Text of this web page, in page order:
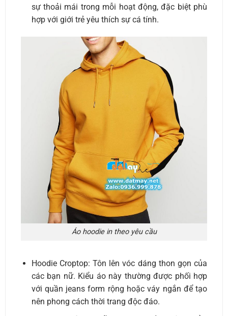
sự thoải mái trong mỗi hoạt động, đặc biệt phù
hợp với giới trẻ yêu thích sự cá tính.
Áo hoodie in theo yêu cầu
Hoodie Croptop: Tôn lên vóc dáng thon gọn của
các bạn nữ. Kiểu áo này thường được phối hợp
với quần jeans form rộng hoặc váy ngắn để tạo
nên phong cách thời trang độc đáo.